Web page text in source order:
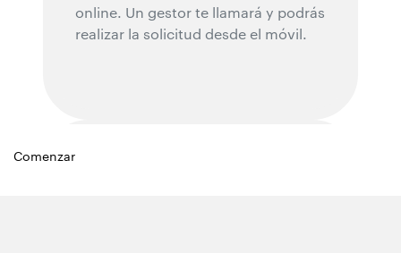
online. Un gestor te llamará y podrás
realizar la solicitud desde el móvil.
Comenzar